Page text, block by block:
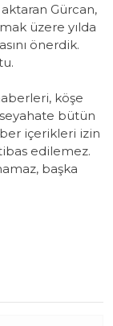
Gürcan,
üzere yılda
önerdik.
köşe
bütün
içerikleri izin
edilemez.
başka